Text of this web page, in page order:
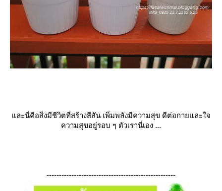
ละนี่คือสิ่งมีชีวิตที่สร้างสีสัน เพิ่มพลังมีความสุข ดีต่อกายและใจ
ความสุขอยู่รอบ ๆ ตัวเรานี่เอง ...
----------------------------------------------------